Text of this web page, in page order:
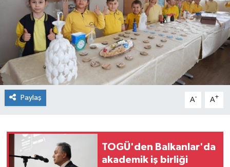
Paylaş A- A+
TOGÜ'den Balkanlar'da
akademik iş birliği
Sağlık
Spor
Teknoloji
Tokat Haberleri
Haber Arşivi